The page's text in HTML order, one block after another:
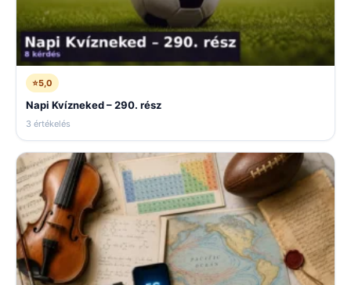
⭐5,0
Napi Kvízneked – 290. rész
3 értékelés